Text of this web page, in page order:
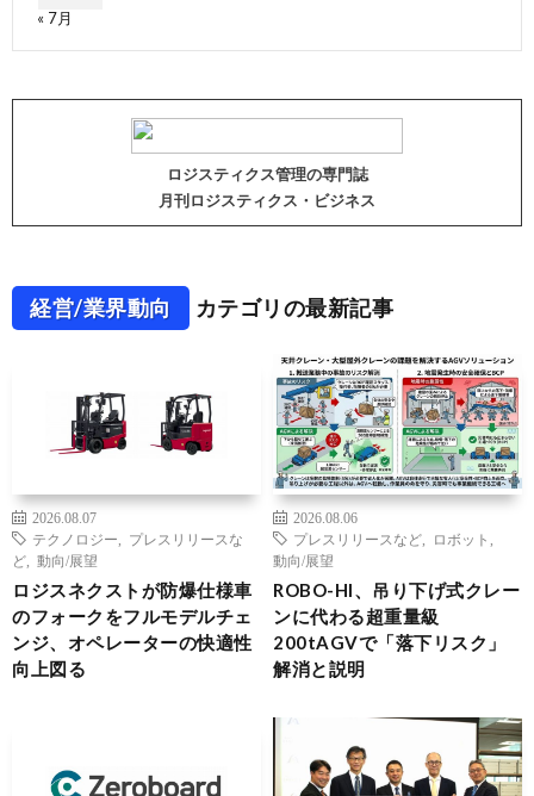
« 7月
ロジスティクス管理の専門誌
月刊ロジスティクス・ビジネス
経営/業界動向 カテゴリの最新記事
2026.08.07
テクノロジー
プレスリリースな
ど
動向/展望
ロジスネクストが防爆仕様車
のフォークをフルモデルチェ
ンジ、オペレーターの快適性
向上図る
2026.08.06
プレスリリースなど
ロボット
動向/展望
ROBO-HI、吊り下げ式クレー
ンに代わる超重量級
200tAGVで「落下リスク」
解消と説明